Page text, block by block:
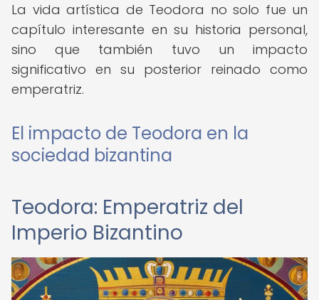
La vida artística de Teodora no solo fue un
capítulo interesante en su historia personal,
sino que también tuvo un impacto
significativo en su posterior reinado como
emperatriz.
El impacto de Teodora en la
sociedad bizantina
Teodora: Emperatriz del
Imperio Bizantino